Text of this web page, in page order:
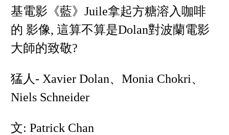
基電影《藍》Juile拿起方糖溶入咖啡
的 影像, 這算不算是Dolan對波蘭電影
大師的致敬?
猛人- Xavier Dolan、Monia Chokri、
Niels Schneider
文: Patrick Chan